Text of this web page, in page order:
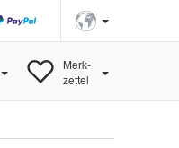
Merk-
zettel